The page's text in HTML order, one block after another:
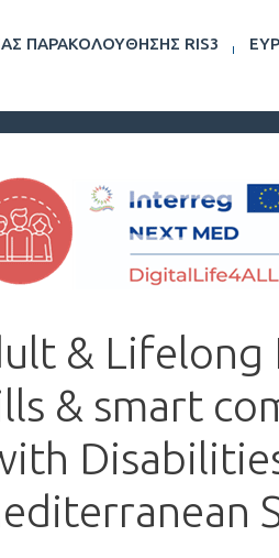
ΠΑΡΑΚΟΛΟΎΘΗΣΗΣ RIS3
&
& smart